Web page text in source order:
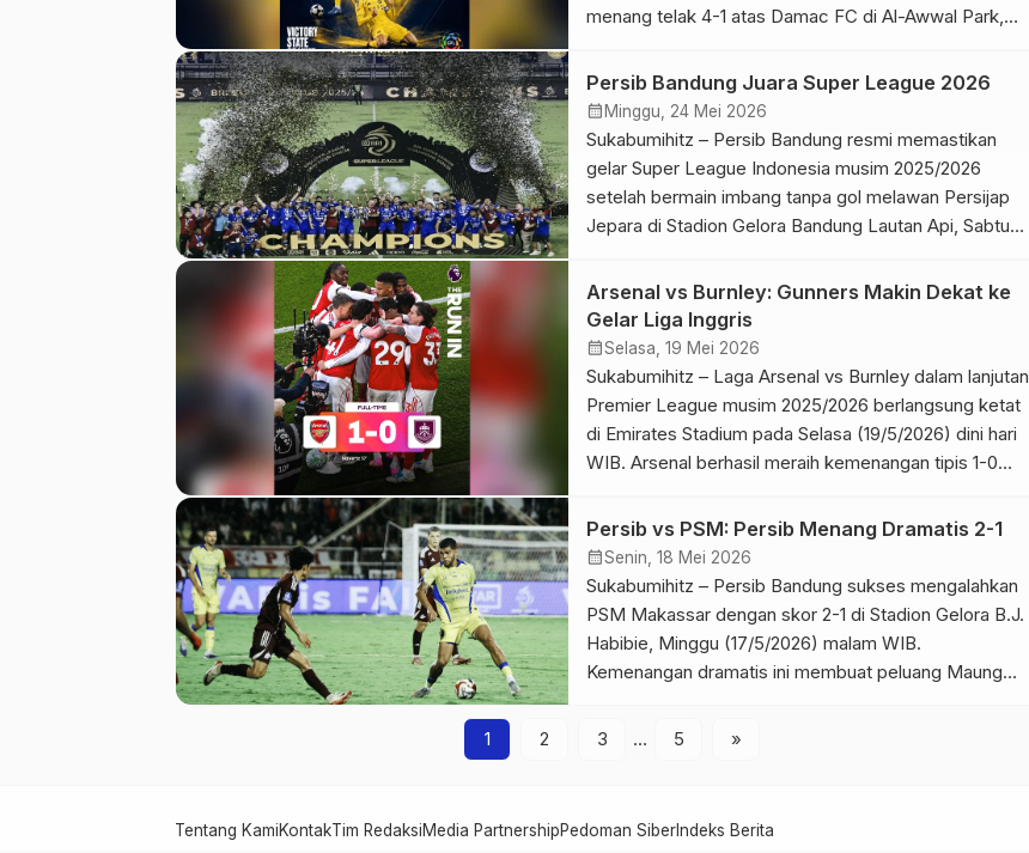
menang telak 4-1 atas Damac FC di Al-Awwal Park,
menjadi momen penting bagi Ronaldo sejak
bergabung dengan Al Nassr pada 2023. Setelah
beberapa musim berjuang membawa klub kembali
[…]
Persib Bandung Juara Super League 2026
calendar_month Minggu, 24 Mei 2026
Sukabumihitz – Persib Bandung resmi memastikan
gelar Super League Indonesia musim 2025/2026
setelah bermain imbang tanpa gol melawan Persijap
Jepara di Stadion Gelora Bandung Lautan Api, Sabtu
Bandung untuk mengunci posisi puncak klasemen dan
memastikan diri menjadi juara Super League musim
ini. Keberhasilan tersebut sekaligus menjadi
pencapaian penting […]
Arsenal vs Burnley: Gunners Makin Dekat ke
Gelar Liga Inggris
calendar_monthSelasa, 19 Mei 2026
Sukabumihitz – Laga Arsenal vs Burnley dalam lanjutan
Premier League musim 2025/2026 berlangsung ketat
di Emirates Stadium pada Selasa (19/5/2026) dini hari
WIB. Arsenal berhasil meraih kemenangan tipis 1-0
tersebut membuat Arsenal semakin dekat dengan
gelar juara Liga Inggris musim ini. Tambahan tiga poin
menjaga posisi The […]
Persib vs PSM: Persib Menang Dramatis 2-1
calendar_monthSenin, 18 Mei 2026
Sukabumihitz – Persib Bandung sukses mengalahkan
PSM Makassar dengan skor 2-1 di Stadion Gelora B.J.
Habibie, Minggu (17/5/2026) malam WIB.
Kemenangan dramatis ini membuat peluang Maung
besar. Laga tersebut berlangsung ketat sejak menit
1 2 3 … 5 »
Tentang KamiKontakTim RedaksiMedia PartnershipPedoman SiberIndeks Berita